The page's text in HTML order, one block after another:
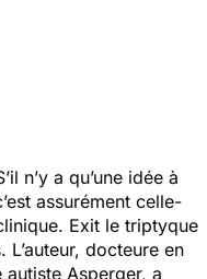
n’y a qu’une idée à
assurément celle-
Exit le triptyque
docteure en
Asperger, a